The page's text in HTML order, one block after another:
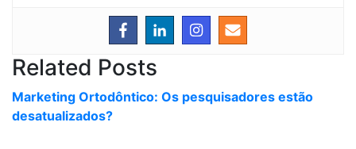
Related Posts
Marketing Ortodôntico: Os pesquisadores estão
desatualizados?